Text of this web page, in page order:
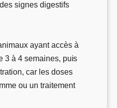
signes digestifs
ayant accès à
3 à 4 semaines, puis
car les doses
ou un traitement